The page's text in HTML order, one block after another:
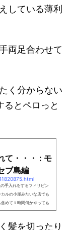
している薄利
両足合わせて
く分からない
るとペロっと
て・・・ : モ
ブ島編
手入れをするフィリピン
ルの小屋みたいな店でも
めて１時間何かやっても
髪を切ったり